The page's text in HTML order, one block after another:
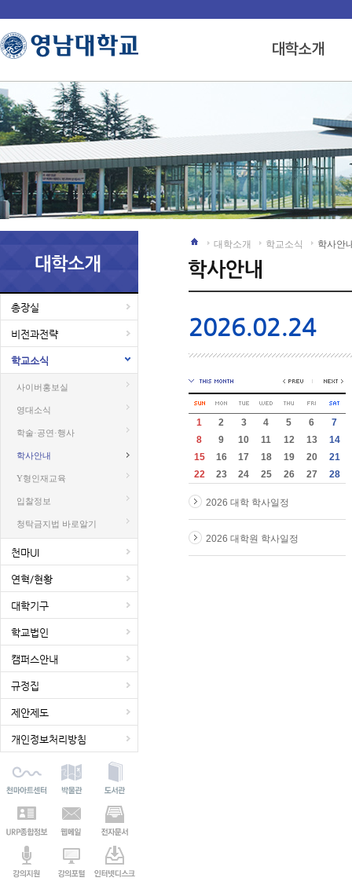
총장실
비전과전략
학교소식
사이버홍보실
영대소식
학술·공연·행사
학사안내
Y형인재교육
입찰정보
청탁금지법 바로알기
천마UI
연혁/현황
대학기구
학교법인
캠퍼스안내
규정집
제안제도
개인정보처리방침
대학소개 학교소식 학사안
2026.02.24
1 2 3 4 5 6
7
8
9 10 11 12 13
14
15
16 17 18 19 20
21
22
23 24 25 26 27 28
2026 대학 학사일정
2026 대학원 학사일정